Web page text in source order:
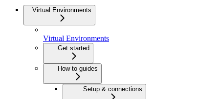
Virtual Environments
Virtual Environments
Get started
How-to guides
Setup & connections